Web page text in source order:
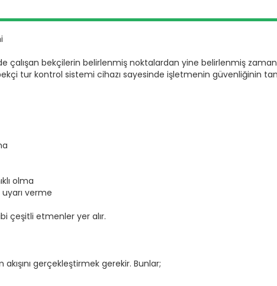
çalışan bekçilerin belirlenmiş noktalardan yine belirlenmiş
tur kontrol sistemi cihazı sayesinde işletmenin güvenliğinin
olma
verme
çeşitli etmenler yer alır.
gerçekleştirmek gerekir. Bunlar;